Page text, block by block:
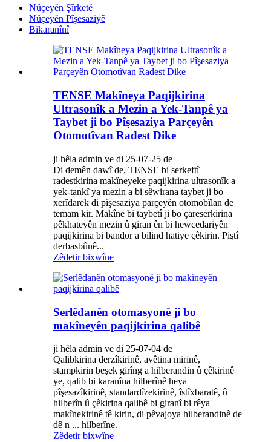
Nûçeyên Şîrketê
Nûçeyên Pîşesaziyê
Bikaranînî
TENSE Makîneya Paqijkirina
Ultrasonîk a Mezin a Yek-Tanpê ya
Taybet ji bo Pîşesaziya Parçeyên
Otomotîvan Radest Dike
ji hêla admin ve di 25-07-25 de
Di demên dawî de, TENSE bi serkeftî
radestkirina makîneyeke paqijkirina ultrasonîk a
yek-tankî ya mezin a bi sêwirana taybet ji bo
xerîdarek di pîşesaziya parçeyên otomobîlan de
temam kir. Makîne bi taybetî ji bo çareserkirina
pêkhateyên mezin û giran ên bi hewcedariyên
paqijkirina bi bandor a bilind hatiye çêkirin. Piştî
derbasbûnê...
Zêdetir bixwîne
Serlêdanên otomasyonê ji bo
makîneyên paqijkirina qalibê
ji hêla admin ve di 25-07-04 de
Qalibkirina derzîkirinê, avêtina mirinê,
stampkirin beşek girîng a hilberandin û çêkirinê
ye, qalib bi karanîna hilberînê heya
pîşesazîkirinê, standardîzekirinê, îstîxbaratê, û
hilberîn û çêkirina qalibê bi giranî bi rêya
makînekirinê tê kirin, di pêvajoya hilberandinê de
dê n ... hilberîne.
Zêdetir bixwîne